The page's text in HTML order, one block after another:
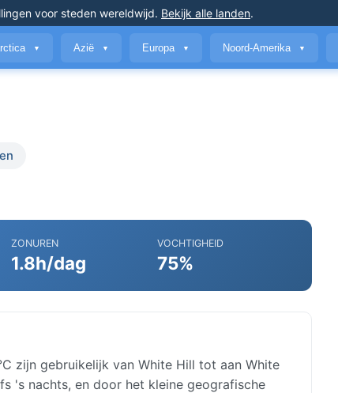
voor steden wereldwijd. Bekijk alle landen.
▼ Azië ▼ Europa ▼ Noord-Amerika ▼
ZONUREN
1.8h/dag
VOCHTIGHEID
75%
zijn gebruikelijk van White Hill tot aan White
's nachts, en door het kleine geografische